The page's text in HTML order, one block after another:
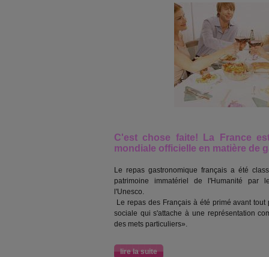
C'est chose faite! La France
mondiale officielle en matière de
Le repas gastronomique français a été
patrimoine immatériel de l'Humanité par
l'Unesco.
Le repas des Français à été primé avant
sociale qui s'attache à une représentation
des mets particuliers».
lire la suite